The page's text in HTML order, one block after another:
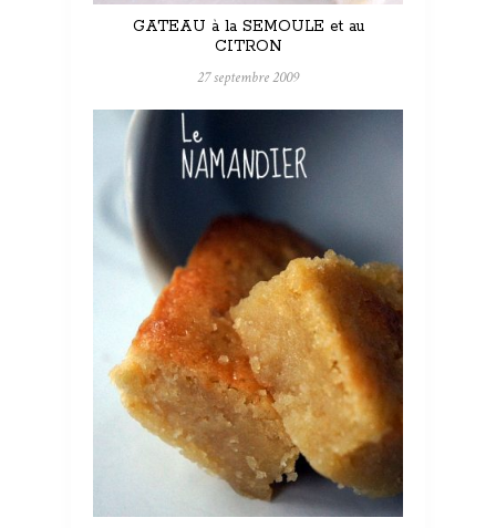
GATEAU à la SEMOULE et au
CITRON
27 septembre 2009